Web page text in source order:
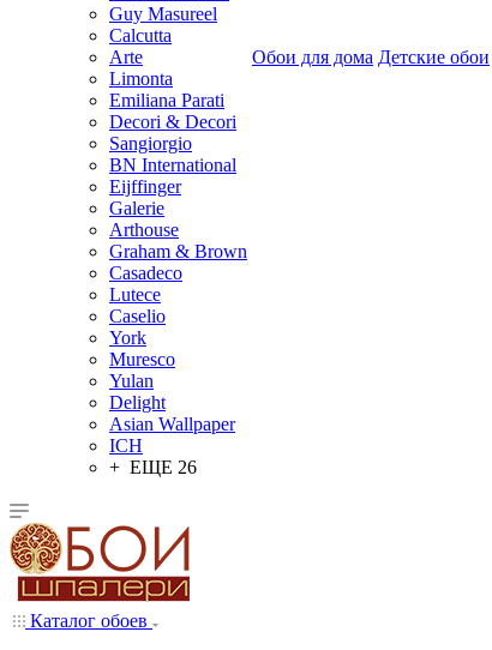
Guy Masureel
Calcutta
Arte
Limonta
Emiliana Parati
Decori & Decori
Sangiorgio
BN International
Eijffinger
Galerie
Arthouse
Graham & Brown
Casadeco
Lutece
Caselio
York
Muresco
Yulan
Delight
Asian Wallpaper
ICH
+ ЕЩЕ 26
Обои для дома Детские обои
Каталог обоев